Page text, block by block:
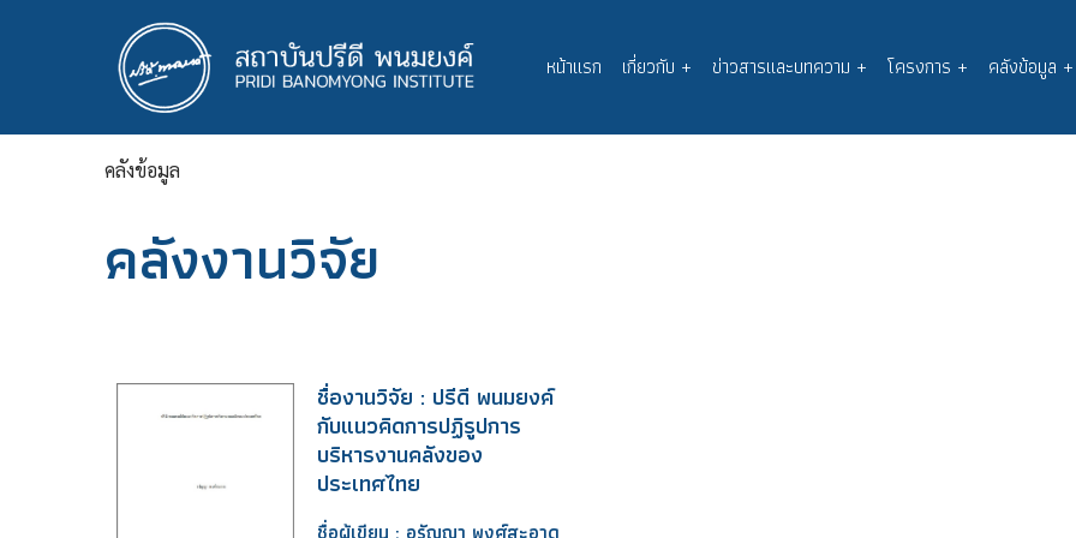
Main
navigation
หน้าแรก เกี่ยวกับ + ข่าวสารและบทความ + โครงการ + คลังข้อมูล +
คลังข้อมูล
คลังงานวิจัย
ชื่องานวิจัย : ปรีดี พนมยงค์
กับแนวคิดการปฏิรูปการ
บริหารงานคลังของ
ประเทศไทย